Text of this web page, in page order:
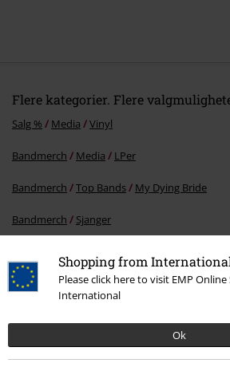
Shopping from
Please click here to visit EMP
International
Ok
Flere kategorier. Flere
Salg % Media Vinyl
Bandmerch Media LPer
Bandmerch Top Bands My Dying Bride
Bandmerch Sjanger
Nyhetsbrev
Få en rabattkode på 15% når du blir